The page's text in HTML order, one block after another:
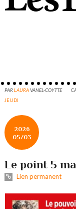
PARLAURAVANEL-COYTTE
JEUDI
2026
05/03
Le point 5
Lien permanent